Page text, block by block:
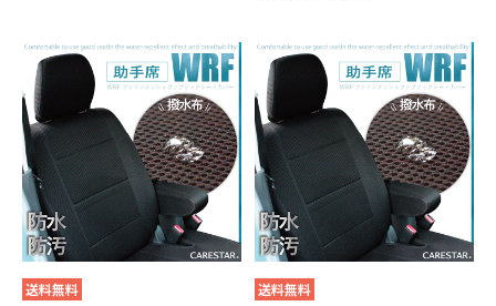
送料無料 送料無料